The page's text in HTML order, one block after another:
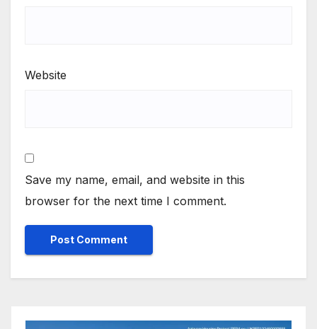
Website
Save my name, email, and website in this
browser for the next time I comment.